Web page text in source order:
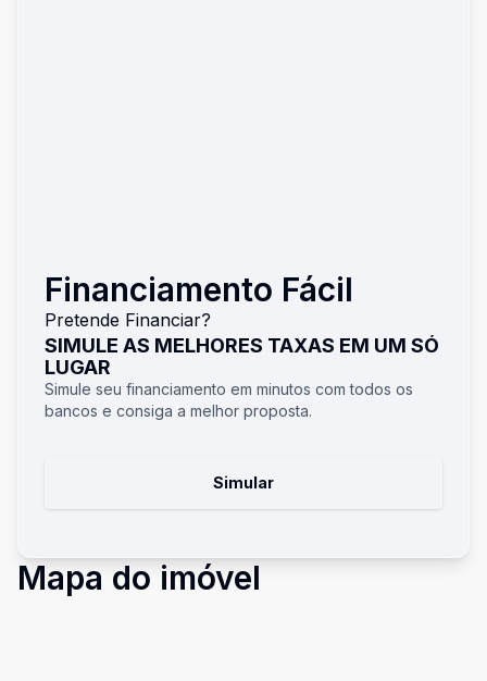
Financiamento Fácil
Pretende Financiar?
SIMULE AS MELHORES TAXAS EM UM SÓ
LUGAR
Simule seu financiamento em minutos com todos os
bancos e consiga a melhor proposta.
Simular
Mapa do imóvel